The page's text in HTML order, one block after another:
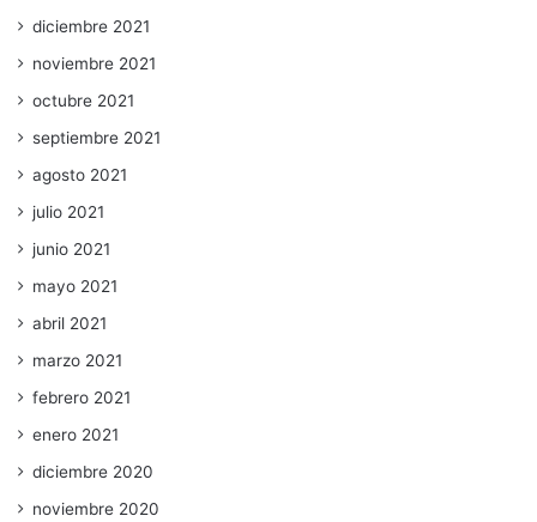
diciembre 2021
noviembre 2021
octubre 2021
septiembre 2021
agosto 2021
julio 2021
junio 2021
mayo 2021
abril 2021
marzo 2021
febrero 2021
enero 2021
diciembre 2020
noviembre 2020